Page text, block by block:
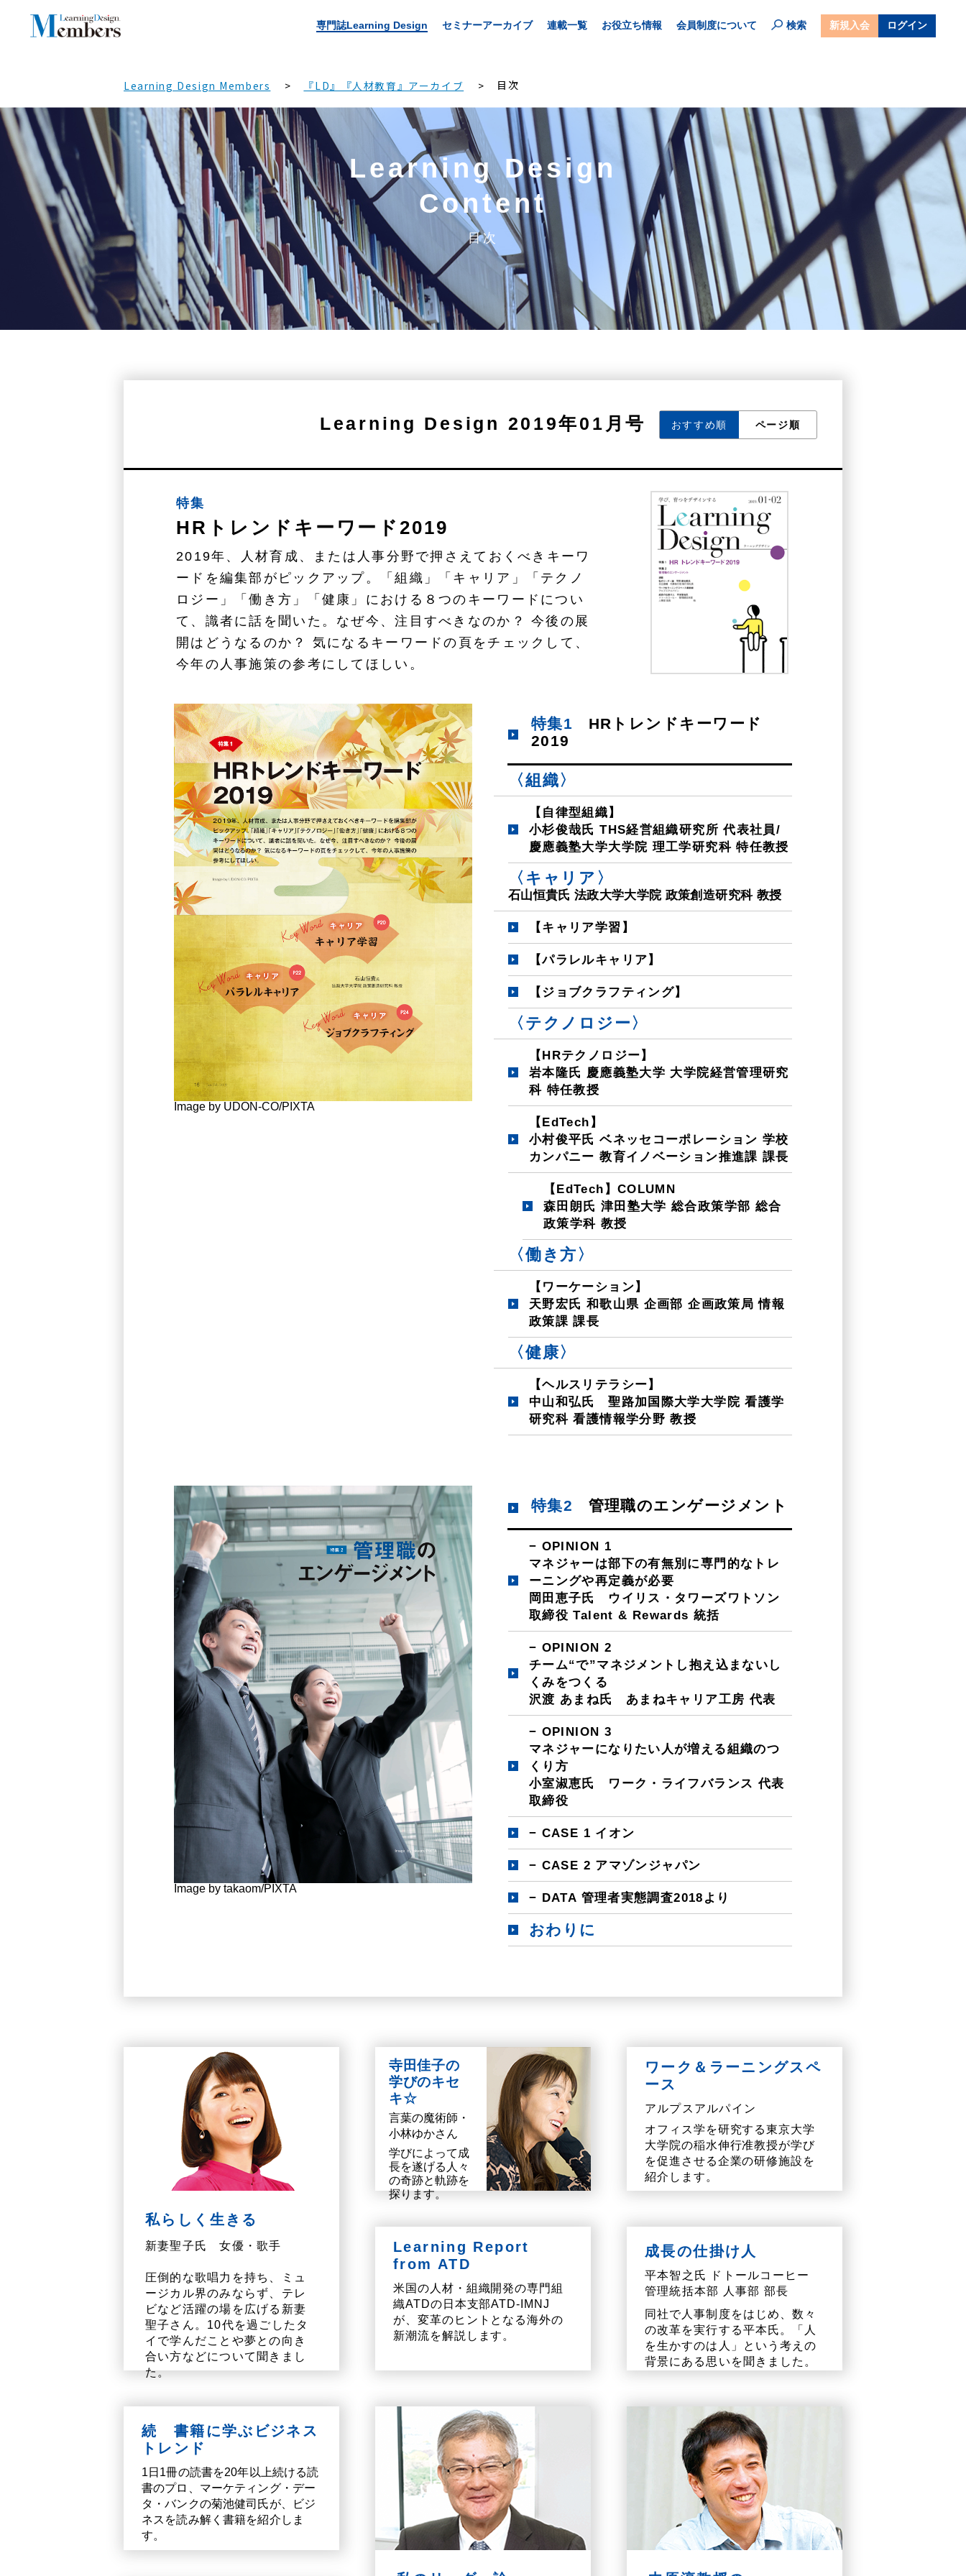
専門誌Learning Design セミナーアーカイブ 連載一覧 お役立ち情報 会員制度について 検索 新規入会 ログイン
Learning Design Members 『LD』『人材教育』アーカイブ 目次
Learning Design
Content
目次
Learning Design 2019年01月号 おすすめ順 ページ順
特集
HRトレンドキーワード2019
2019年、人材育成、または人事分野で押さえておくべきキーワ
ードを編集部がピックアップ。「組織」「キャリア」「テクノ
ロジー」「働き方」「健康」における８つのキーワードについ
て、識者に話を聞いた。なぜ今、注目すべきなのか？ 今後の展
開はどうなるのか？ 気になるキーワードの頁をチェックして、
今年の人事施策の参考にしてほしい。
Image by UDON-CO/PIXTA
特集1
HRトレンドキーワード
2019
〈組織〉
【自律型組織】
小杉俊哉氏 THS経営組織研究所 代表社員/
慶應義塾大学大学院 理工学研究科 特任教授
〈キャリア〉
石山恒貴氏 法政大学大学院 政策創造研究科 教授
【キャリア学習】
【パラレルキャリア】
【ジョブクラフティング】
〈テクノロジー〉
【HRテクノロジー】
岩本隆氏 慶應義塾大学 大学院経営管理研究
科 特任教授
【EdTech】
小村俊平氏 ベネッセコーポレーション 学校
カンパニー 教育イノベーション推進課 課長
【EdTech】COLUMN
森田朗氏 津田塾大学 総合政策学部 総合
政策学科 教授
〈働き方〉
【ワーケーション】
天野宏氏 和歌山県 企画部 企画政策局 情報
政策課 課長
〈健康〉
【ヘルスリテラシー】
中山和弘氏 聖路加国際大学大学院 看護学
研究科 看護情報学分野 教授
Image by takaom/PIXTA
特集2 管理職のエンゲージメント
− OPINION 1
マネジャーは部下の有無別に専門的なトレ
ーニングや再定義が必要
岡田恵子氏 ウイリス・タワーズワトソン
取締役 Talent & Rewards 統括
− OPINION 2
チーム“で”マネジメントし抱え込まないし
くみをつくる
沢渡 あまね氏 あまねキャリア工房 代表
− OPINION 3
マネジャーになりたい人が増える組織のつ
くり方
小室淑恵氏 ワーク・ライフバランス 代表
取締役
− CASE 1 イオン
− CASE 2 アマゾンジャパン
− DATA 管理者実態調査2018より
おわりに
私らしく生きる
新妻聖子氏 女優・歌手
圧倒的な歌唱力を持ち、ミュ
ージカル界のみならず、テレ
ビなど活躍の場を広げる新妻
聖子さん。10代を過ごしたタ
イで学んだことや夢との向き
合い方などについて聞きまし
た。
寺田佳子の
学びのキセ
キ☆
言葉の魔術師・
小林ゆかさん
学びによって成
長を遂げる人々
の奇跡と軌跡を
探ります。
Learning Report
from ATD
米国の人材・組織開発の専門組
織ATDの日本支部ATD-IMNJ
が、変革のヒントとなる海外の
新潮流を解説します。
ワーク＆ラーニングスペ
ース
アルプスアルパイン
オフィス学を研究する東京大学
大学院の稲水伸行准教授が学び
を促進させる企業の研修施設を
紹介します。
成長の仕掛け人
平本智之氏 ドトールコーヒー
管理統括本部 人事部 部長
同社で人事制度をはじめ、数々
の改革を実行する平本氏。「人
を生かすのは人」という考えの
背景にある思いを聞きました。
続 書籍に学ぶビジネス
トレンド
1日1冊の読書を20年以上続ける読
書のプロ、マーケティング・デー
タ・バンクの菊池健司氏が、ビジ
ネスを読み解く書籍を紹介しま
す。